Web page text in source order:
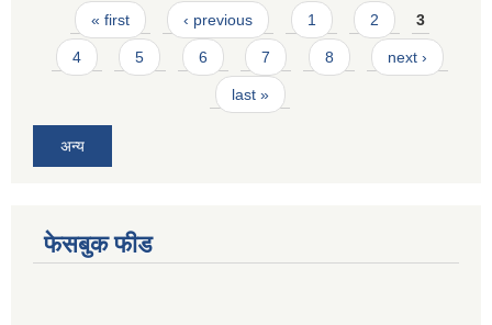
Pages
« first ‹ previous 1 2 3
4 5 6 7 8 next ›
last »
अन्य
फेसबुक फीड